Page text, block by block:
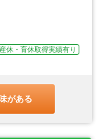
産休・育休取得実績有り
がある